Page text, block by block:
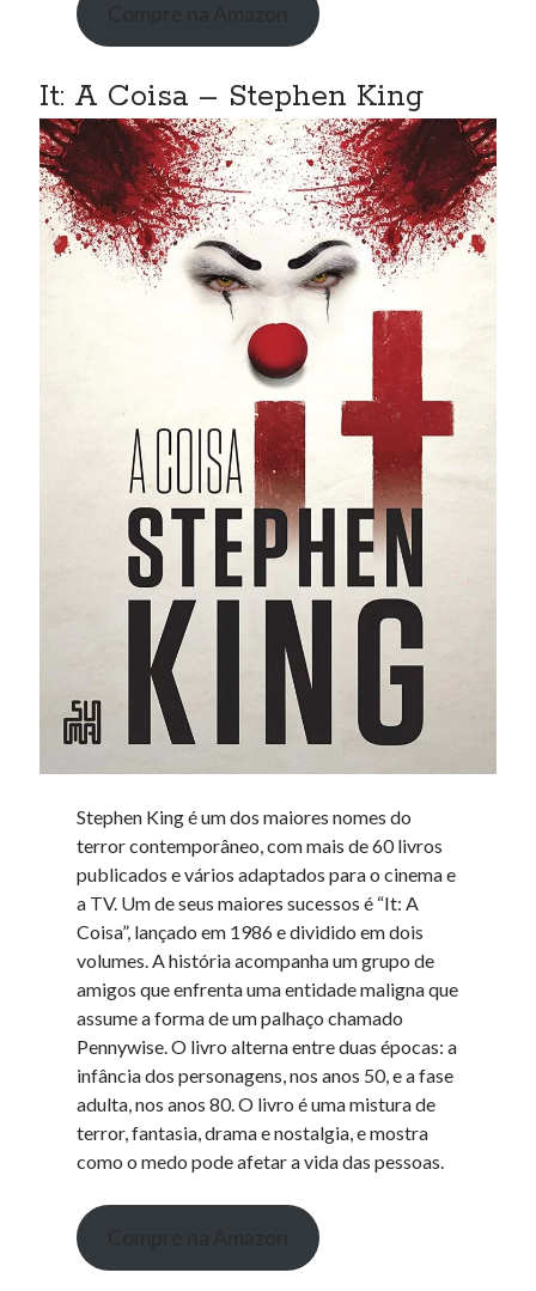
It: A Coisa – Stephen King
Stephen King é um dos maiores nomes do
terror contemporâneo, com mais de 60 livros
publicados e vários adaptados para o cinema e
a TV. Um de seus maiores sucessos é “It: A
Coisa”, lançado em 1986 e dividido em dois
volumes. A história acompanha um grupo de
amigos que enfrenta uma entidade maligna que
assume a forma de um palhaço chamado
Pennywise. O livro alterna entre duas épocas: a
infância dos personagens, nos anos 50, e a fase
adulta, nos anos 80. O livro é uma mistura de
terror, fantasia, drama e nostalgia, e mostra
como o medo pode afetar a vida das pessoas.